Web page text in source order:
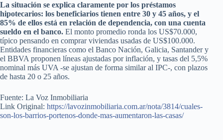
La situación se explica claramente por los préstamos
hipotecarios: los beneficiarios tienen entre 30 y 45 años, y el
85% de ellos está en relación de dependencia, con una cuenta
sueldo en el banco. El monto promedio ronda los US$70.000,
típico pensando en comprar viviendas usadas de US$100.000.
Entidades financieras como el Banco Nación, Galicia, Santander y
el BBVA proponen líneas ajustadas por inflación, y tasas del 5,5%
nominal más UVA -se ajustan de forma similar al IPC-, con plazos
de hasta 20 o 25 años.
Fuente: La Voz Inmobiliaria
Link Original: https://lavozinmobiliaria.com.ar/nota/3814/cuales-
son-los-barrios-portenos-donde-mas-aumentaron-las-casas/